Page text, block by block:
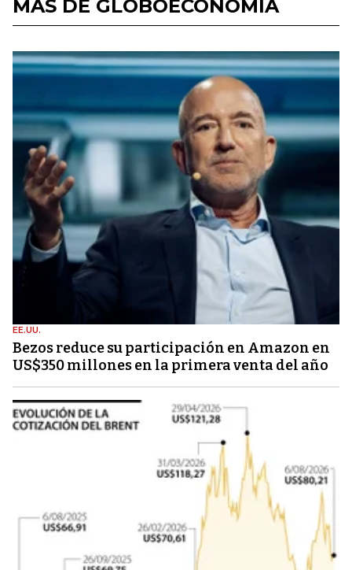
MÁS DE GLOBOECONOMÍA
EE.UU.
Bezos reduce su participación en Amazon en
US$350 millones en la primera venta del año